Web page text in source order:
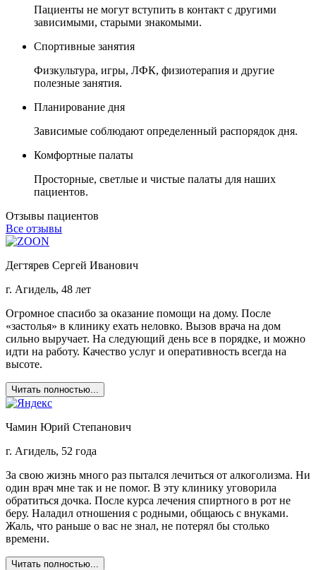
Пациенты не могут вступить в контакт с другими
зависимыми, старыми знакомыми.
Спортивные занятия
Физкультура, игры, ЛФК, физиотерапия и другие
полезные занятия.
Планирование дня
Зависимые соблюдают определенный распорядок дня.
Комфортные палаты
Просторные, светлые и чистые палаты для наших
пациентов.
Отзывы пациентов
Все отзывы
Дегтярев Сергей Иванович
г. Агидель, 48 лет
Огромное спасибо за оказание помощи на дому. После
«застолья» в клинику ехать неловко. Вызов врача на дом
сильно выручает. На следующий день все в порядке, и можно
идти на работу. Качество услуг и оперативность всегда на
высоте.
Читать полностью...
Чамин Юрий Степанович
г. Агидель, 52 года
За свою жизнь много раз пытался лечиться от алкоголизма. Ни
один врач мне так и не помог. В эту клинику уговорила
обратиться дочка. После курса лечения спиртного в рот не
беру. Наладил отношения с родными, общаюсь с внуками.
Жаль, что раньше о вас не знал, не потерял бы столько
времени.
Читать полностью...